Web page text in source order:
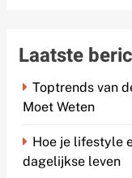
Laatste
Toptrends van
Moet Weten
Hoe je lifestyle
dagelijkse leven